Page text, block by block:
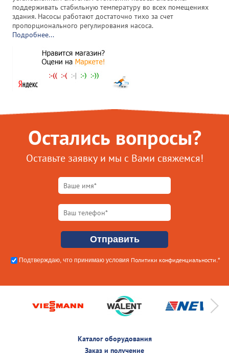
поддерживать стабильную температуру во всех помещениях
здания. Насосы работают достаточно тихо за счет
пропорционального регулирования насоса.
Подробнее...
Остались вопросы?
Оставьте заявку и мы с Вами свяжемся!
Подтверждаю, что принимаю условия Политики конфиденциальности .*
Каталог оборудования
Заказ и получение